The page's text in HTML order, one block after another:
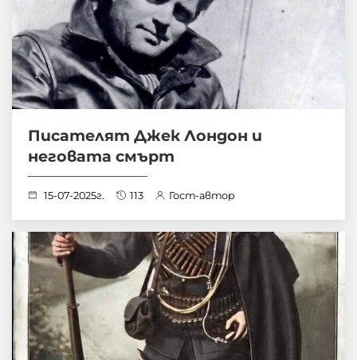
Писателят Джек Лондон и
неговата смърт
15-07-2025г. 113 Гост-автор